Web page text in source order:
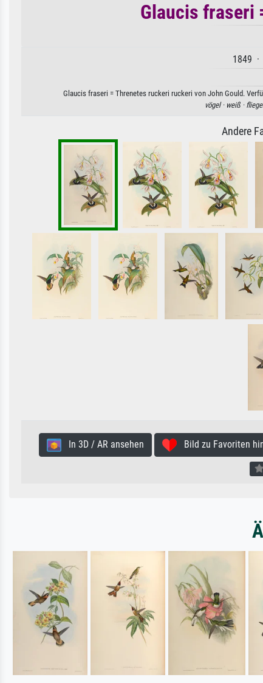
Glaucis fraseri
1849 ·
Glaucis fraseri = Threnetes ruckeri ruckeri von John Gould.
vögel · weiß ·
Andere
In 3D / AR ansehen Bild zu Favoriten